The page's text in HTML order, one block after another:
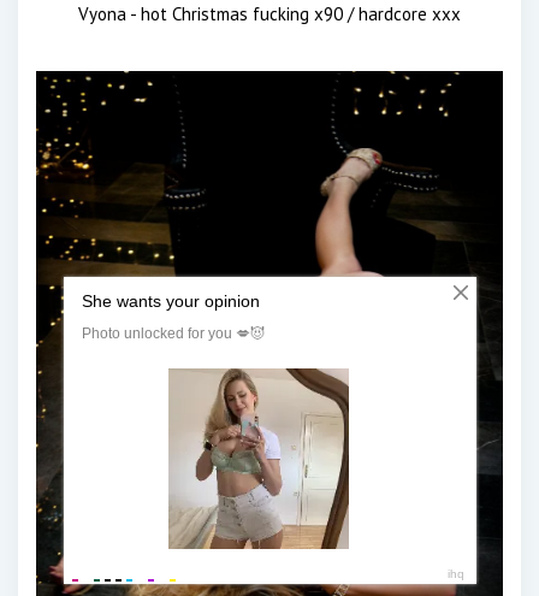
Vyona - hot Christmas fucking x90 / hardcore xxx